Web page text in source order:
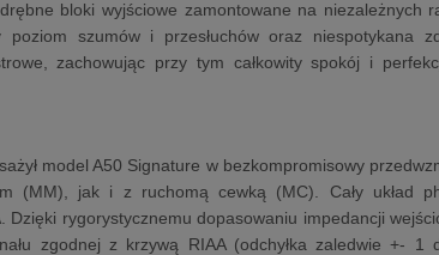
bloki wyjściowe zamontowane na niezależnych
szumów i przesłuchów oraz niespotykana
zachowując przy tym całkowity spokój i
model A50 Signature w bezkompromisowy
(MM), jak i z ruchomą cewką (MC). Cały układ
rygorystycznemu dopasowaniu impedancji
zgodnej z krzywą RIAA (odchyłka zaledwie +- 1